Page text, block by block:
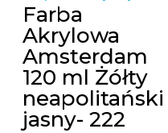
Farba
Akrylowa
Amsterdam
120 ml Żółty
neapolitański
jasny- 222